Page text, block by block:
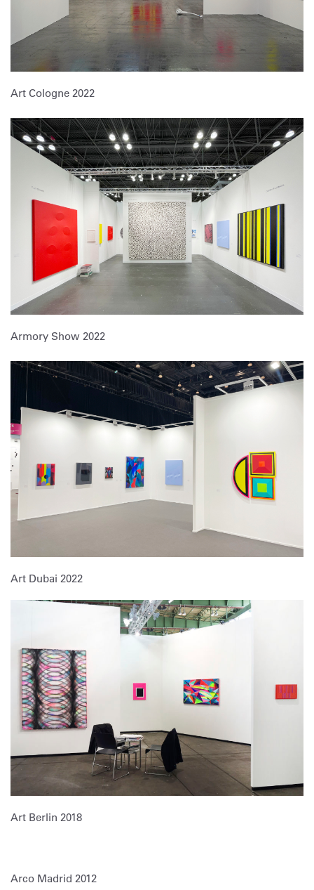
Art Cologne 2022
Armory Show 2022
Art Dubai 2022
Art Berlin 2018
Arco Madrid 2012